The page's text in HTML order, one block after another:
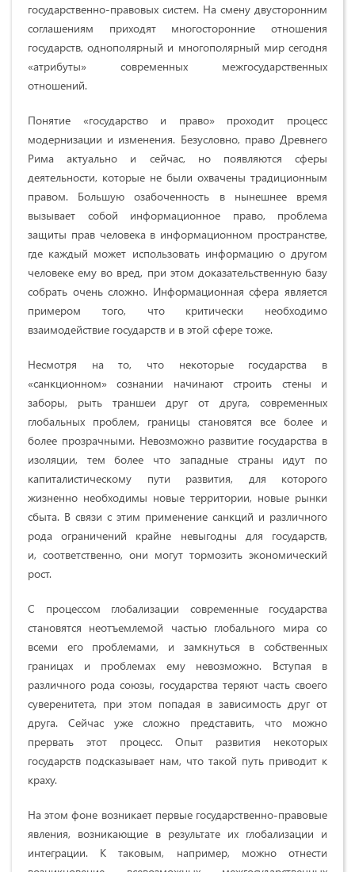
государственно-правовых систем. На смену двусторонним
соглашениям приходят многосторонние отношения
государств, однополярный и многополярный мир сегодня
«атрибуты» современных межгосударственных
отношений.
Понятие «государство и право» проходит процесс
модернизации и изменения. Безусловно, право Древнего
Рима актуально и сейчас, но появляются сферы
деятельности, которые не были охвачены традиционным
правом. Большую озабоченность в нынешнее время
вызывает собой информационное право, проблема
защиты прав человека в информационном пространстве,
где каждый может использовать информацию о другом
человеке ему во вред, при этом доказательственную базу
собрать очень сложно. Информационная сфера является
примером того, что критически необходимо
взаимодействие государств и в этой сфере тоже.
Несмотря на то, что некоторые государства в
«санкционном» сознании начинают строить стены и
заборы, рыть траншеи друг от друга, современных
глобальных проблем, границы становятся все более и
более прозрачными. Невозможно развитие государства в
изоляции, тем более что западные страны идут по
капиталистическому пути развития, для которого
жизненно необходимы новые территории, новые рынки
сбыта. В связи с этим применение санкций и различного
рода ограничений крайне невыгодны для государств,
и, соответственно, они могут тормозить экономический
рост.
С процессом глобализации современные государства
становятся неотъемлемой частью глобального мира со
всеми его проблемами, и замкнуться в собственных
границах и проблемах ему невозможно. Вступая в
различного рода союзы, государства теряют часть своего
суверенитета, при этом попадая в зависимость друг от
друга. Сейчас уже сложно представить, что можно
прервать этот процесс. Опыт развития некоторых
государств подсказывает нам, что такой путь приводит к
краху.
На этом фоне возникает первые государственно-правовые
явления, возникающие в результате их глобализации и
интеграции. К таковым, например, можно отнести